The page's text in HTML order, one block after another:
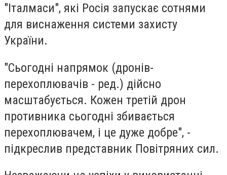
"Італмаси", які Росія запускає сотнями
для виснаження системи захисту
України.
"Сьогодні напрямок (дронів-
перехоплювачів - ред.) дійсно
масштабується. Кожен третій дрон
противника сьогодні збивається
перехоплювачем, і це дуже добре", -
підкреслив представник Повітряних сил.